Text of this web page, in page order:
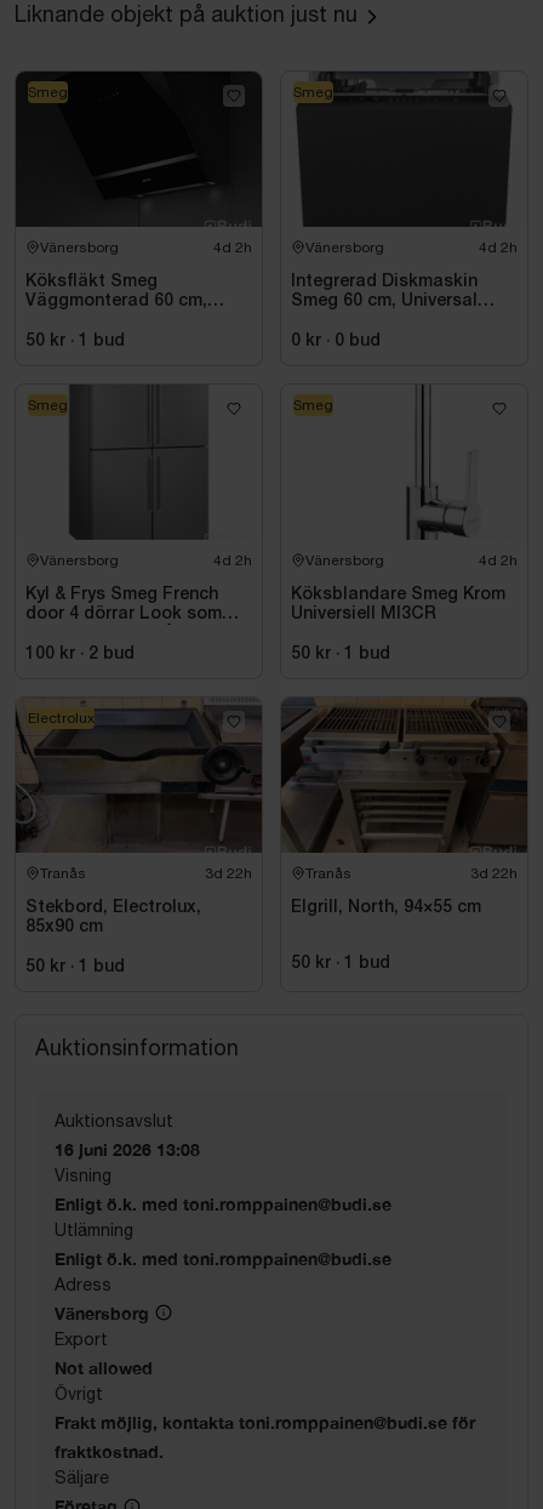
Bredd förpackad produkt: 960 mm
Höjd förpackad produkt: 860 mm
Höjd/bredd/djup transportförpackning: 860x960x670
OBS! Den första bilden är tillverkarens visningsbild.
Liknande objekt på auktion just nu
Vänersborg 4d 2h
Köksfläkt Smeg
Väggmonterad 60 cm,
50 kr · 1 bud
Smeg
Vänersborg 4d 2h
Integrerad Diskmaskin
Smeg 60 cm, Universal
0 kr · 0 bud
Smeg
Vänersborg 4d 2h
Kyl & Frys Smeg French
door 4 dörrar Look som
Universiell FQ60XDE
100 kr · 2 bud
Smeg
Vänersborg 4d 2h
Köksblandare Smeg Krom
Universiell MI3CR
50 kr · 1 bud
Smeg
Tranås 3d 22h
Stekbord, Electrolux,
85x90 cm
50 kr · 1 bud
Electrolux
Tranås 3d 22h
Elgrill, North, 94×55 cm
50 kr · 1 bud
Auktionsinformation
Auktionsavslut
16 juni 2026 13:08
Visning
Enligt ö.k. med toni.romppainen@budi.se
Utlämning
Enligt ö.k. med toni.romppainen@budi.se
Adress
Vänersborg
Export
Not allowed
Övrigt
Frakt möjlig, kontakta toni.romppainen@budi.se för
fraktkostnad.
Säljare